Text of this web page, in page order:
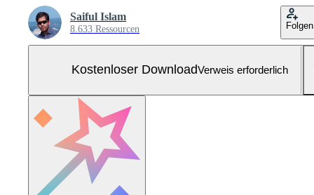
Saiful Islam
8.633 Ressourcen Folgen
Kostenloser DownloadVerweis erforderlich